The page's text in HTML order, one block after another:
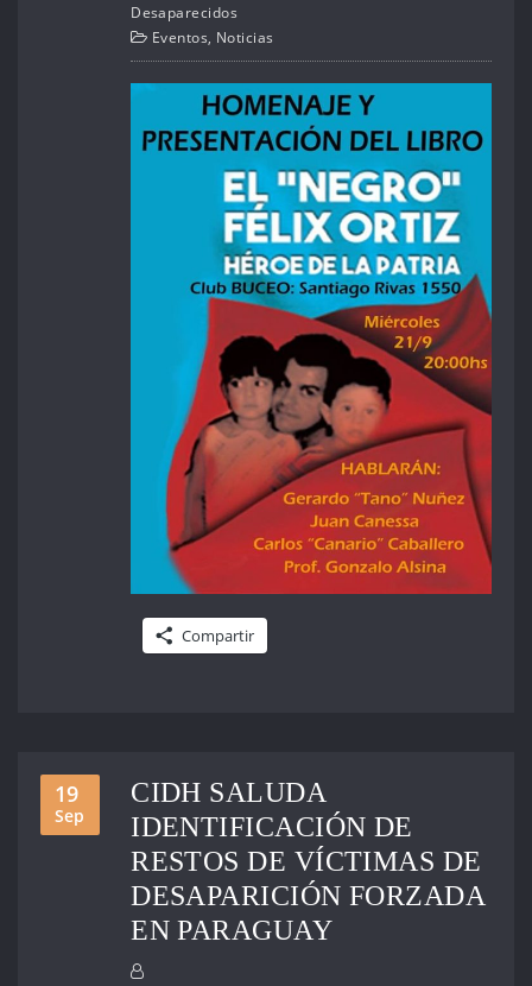
Desaparecidos
Eventos, Noticias
Compartir
19
Sep
CIDH SALUDA
IDENTIFICACIÓN DE
RESTOS DE VÍCTIMAS DE
DESAPARICIÓN FORZADA
EN PARAGUAY